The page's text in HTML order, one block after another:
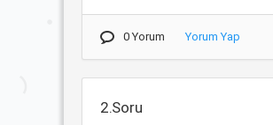
0 Yorum Yorum Yap
2.Soru